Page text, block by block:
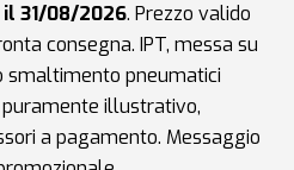
31/08/2026. Prezzo valido
consegna. IPT, messa su
smaltimento pneumatici
illustrativo,
a pagamento. Messaggio